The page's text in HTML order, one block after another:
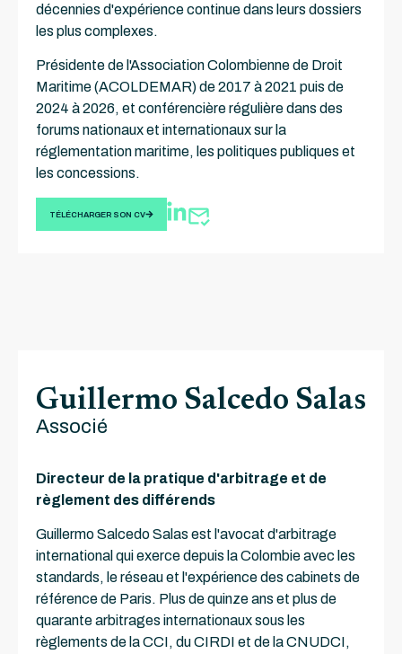
décennies d'expérience continue dans leurs dossiers
les plus complexes.
Présidente de l'Association Colombienne de Droit
Maritime (ACOLDEMAR) de 2017 à 2021 puis de
2024 à 2026, et conférencière régulière dans des
forums nationaux et internationaux sur la
réglementation maritime, les politiques publiques et
les concessions.
TÉLÉCHARGER SON CV
Guillermo Salcedo Salas
Associé
Directeur de la pratique d'arbitrage et de
règlement des différends
Guillermo Salcedo Salas est l'avocat d'arbitrage
international qui exerce depuis la Colombie avec les
standards, le réseau et l'expérience des cabinets de
référence de Paris. Plus de quinze ans et plus de
quarante arbitrages internationaux sous les
règlements de la CCI, du CIRDI et de la CNUDCI,